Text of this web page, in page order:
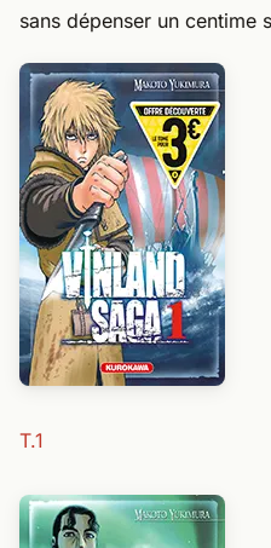
sans dépenser un centime
T.1